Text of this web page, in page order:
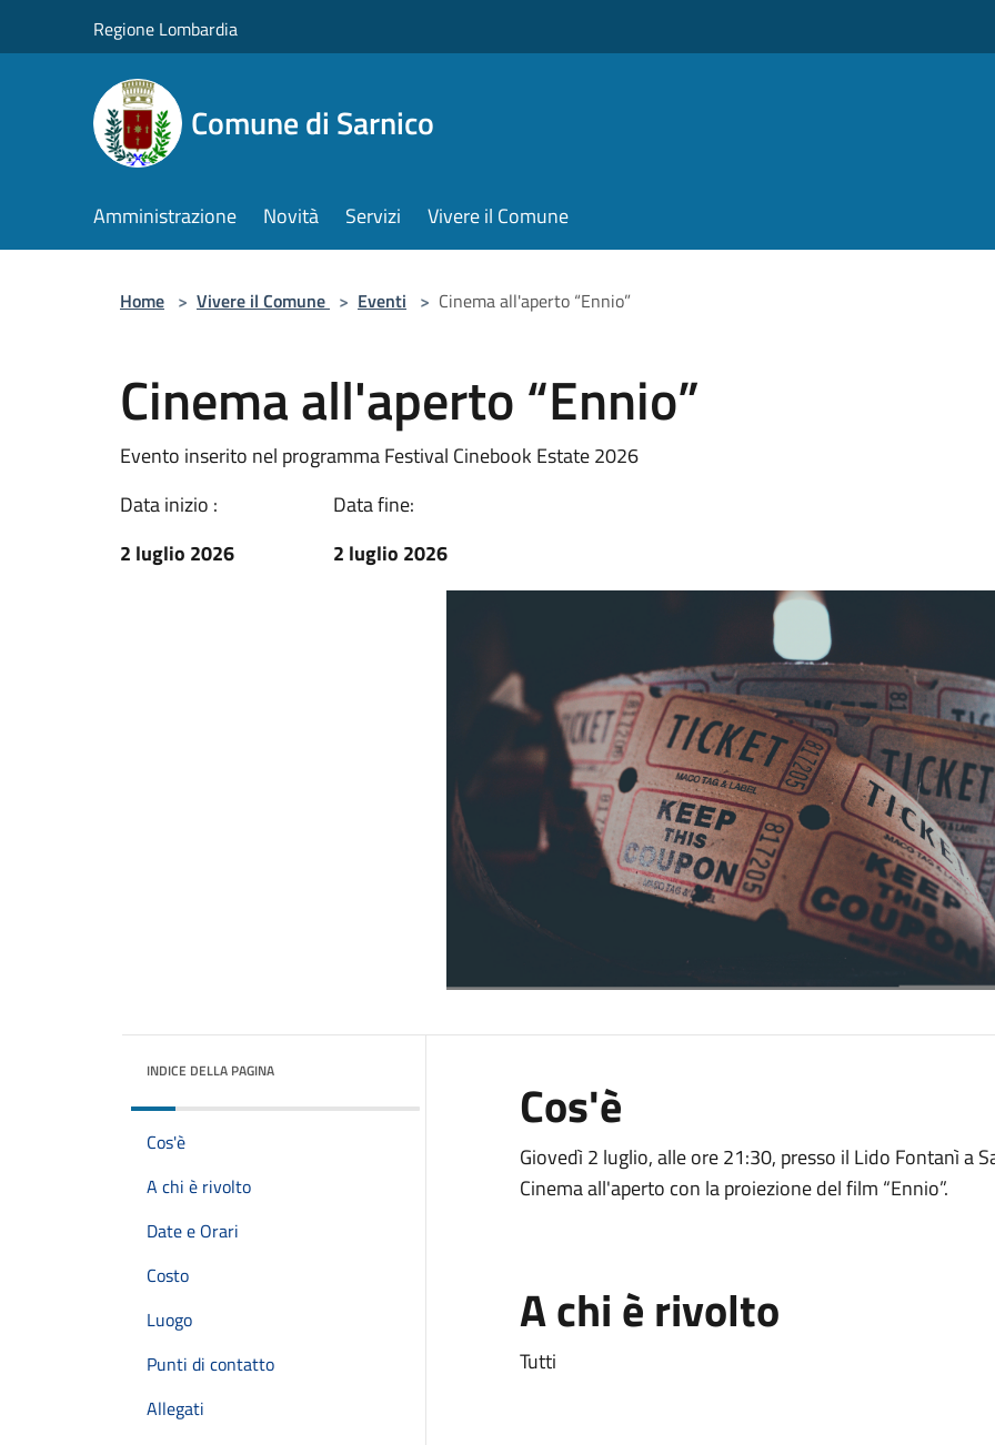
Regione Lombardia
Comune di Sarnico
Amministrazione Novità Servizi Vivere il Comune
Home > Vivere il Comune > Eventi > Cinema all'aperto “Ennio”
Cinema all'aperto “Ennio”
Evento inserito nel programma Festival Cinebook Estate 2026
Data inizio :
2 luglio 2026
Data fine:
2 luglio 2026
INDICE DELLA PAGINA
Cos'è
A chi è rivolto
Date e Orari
Costo
Luogo
Punti di contatto
Allegati
Cos'è
Giovedì 2 luglio, alle ore 21:30, presso il Lido Fontanì a
Cinema all'aperto con la proiezione del film “Ennio”.
A chi è rivolto
Tutti